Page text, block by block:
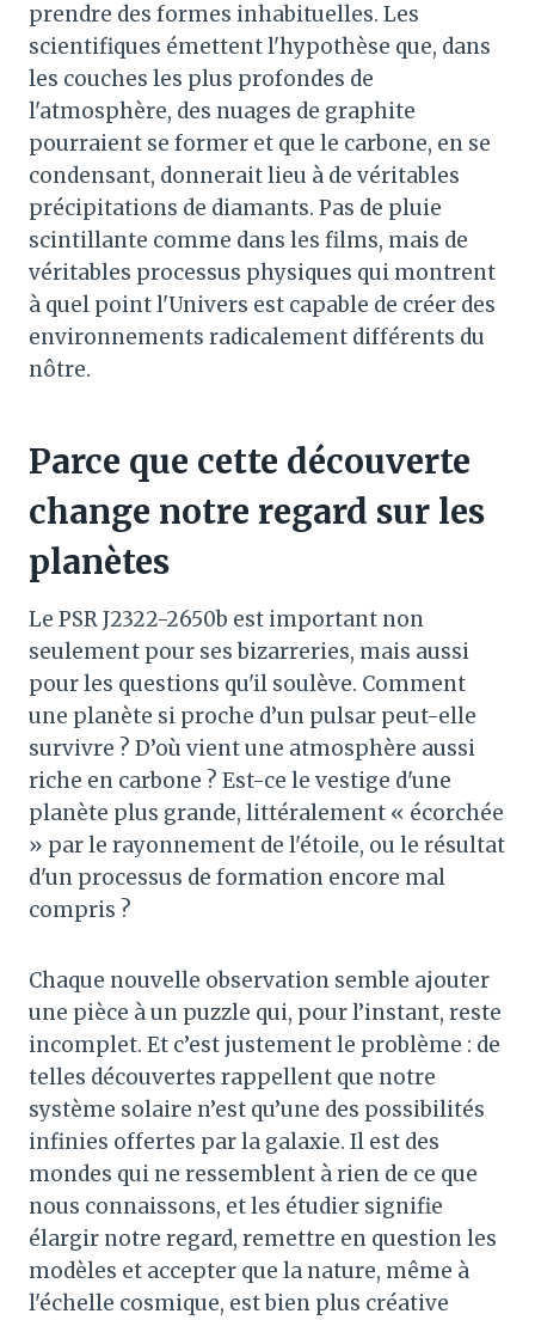
prendre des formes inhabituelles. Les
scientifiques émettent l'hypothèse que, dans
les couches les plus profondes de
l'atmosphère, des nuages ​​de graphite
pourraient se former et que le carbone, en se
condensant, donnerait lieu à de véritables
précipitations de diamants. Pas de pluie
scintillante comme dans les films, mais de
véritables processus physiques qui montrent
à quel point l'Univers est capable de créer des
environnements radicalement différents du
nôtre.
Parce que cette découverte
change notre regard sur les
planètes
Le PSR J2322-2650b est important non
seulement pour ses bizarreries, mais aussi
pour les questions qu'il soulève. Comment
une planète si proche d’un pulsar peut-elle
survivre ? D’où vient une atmosphère aussi
riche en carbone ? Est-ce le vestige d'une
planète plus grande, littéralement « écorchée
» par le rayonnement de l'étoile, ou le résultat
d'un processus de formation encore mal
compris ?
Chaque nouvelle observation semble ajouter
une pièce à un puzzle qui, pour l’instant, reste
incomplet. Et c’est justement le problème : de
telles découvertes rappellent que notre
système solaire n’est qu’une des possibilités
infinies offertes par la galaxie. Il est des
mondes qui ne ressemblent à rien de ce que
nous connaissons, et les étudier signifie
élargir notre regard, remettre en question les
modèles et accepter que la nature, même à
l'échelle cosmique, est bien plus créative